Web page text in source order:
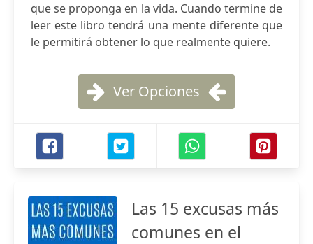
que se proponga en la vida. Cuando termine de
leer este libro tendrá una mente diferente que
le permitirá obtener lo que realmente quiere.
Ver Opciones
Las 15 excusas más
comunes en el